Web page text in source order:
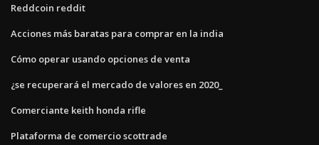
Reddcoin reddit
Acciones más baratas para comprar en la india
Cómo operar usando opciones de venta
¿se recuperará el mercado de valores en 2020_
Comerciante keith honda rifle
Plataforma de comercio scottrade